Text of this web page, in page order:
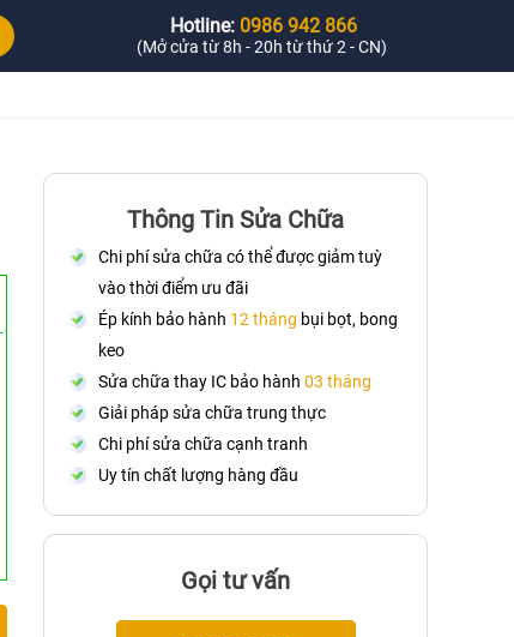
Hotline: 0986 942 866
(Mở cửa từ 8h - 20h từ thứ 2 - CN)
Thông Tin Sửa Chữa
Chi phí sửa chữa có thể được giảm tuỳ
vào thời điểm ưu đãi
Ép kính bảo hành 12 tháng bụi bọt, bong
keo
Sửa chữa thay IC bảo hành 03 tháng
Giải pháp sửa chữa trung thực
Chi phí sửa chữa cạnh tranh
Uy tín chất lượng hàng đầu
Gọi tư vấn